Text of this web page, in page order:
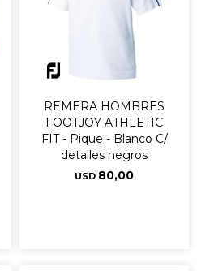
REMERA HOMBRES
FOOTJOY ATHLETIC
FIT - Pique - Blanco C/
detalles negros
USD 80,00